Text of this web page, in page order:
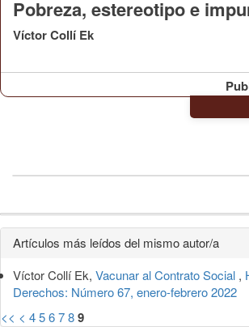
Pobreza, estereotipo e
Víctor Collí Ek
Detalles
del
artículo
Artículos más leídos del mismo autor/a
Víctor Collí Ek, Vacunar al Contrato Social ,
Derechos: Número 67, enero-febrero 2022
<< < 456789